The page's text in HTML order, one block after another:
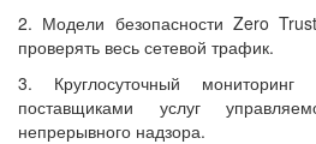
2. Модели безопасности Zero
проверять весь сетевой трафик.
3. Круглосуточный мониторинг
поставщиками услуг
непрерывного надзора.